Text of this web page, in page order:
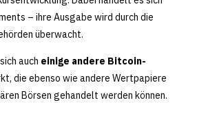
– ihre Ausgabe wird durch die
überwacht.
auch einige andere Bitcoin-
die ebenso wie andere Wertpapiere
Börsen gehandelt werden können.